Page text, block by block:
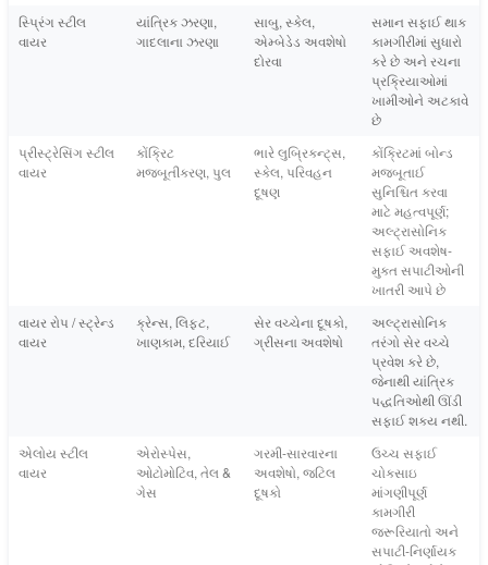
સ્પ્રિંગ સ્ટીલ
વાયર
યાંત્રિક ઝરણા,
ગાદલાના ઝરણા
સાબુ, સ્કેલ,
એમ્બેડેડ અવશેષો
દોરવા
સમાન સફાઈ થાક
કામગીરીમાં સુધારો
કરે છે અને રચના
પ્રક્રિયાઓમાં
ખામીઓને અટકાવે
છે
પ્રીસ્ટ્રેસિંગ સ્ટીલ
વાયર
કોંક્રિટ
મજબૂતીકરણ, પુલ
ભારે લુબ્રિકન્ટ્સ,
સ્કેલ, પરિવહન
દૂષણ
કોંક્રિટમાં બોન્ડ
મજબૂતાઈ
સુનિશ્ચિત કરવા
માટે મહત્વપૂર્ણ;
અલ્ટ્રાસોનિક
સફાઈ અવશેષ-
મુક્ત સપાટીઓની
ખાતરી આપે છે
વાયર રોપ / સ્ટ્રેન્ડ
વાયર
ક્રેન્સ, લિફ્ટ,
ખાણકામ, દરિયાઈ
સેર વચ્ચેના દૂષકો,
ગ્રીસના અવશેષો
અલ્ટ્રાસોનિક
તરંગો સેર વચ્ચે
પ્રવેશ કરે છે,
જેનાથી યાંત્રિક
પદ્ધતિઓથી ઊંડી
સફાઈ શક્ય નથી.
એલોય સ્ટીલ
વાયર
એરોસ્પેસ,
ઓટોમોટિવ, તેલ &
ગેસ
ગરમી-સારવારના
અવશેષો, જટિલ
દૂષકો
ઉચ્ચ સફાઈ
ચોકસાઇ
માંગણીપૂર્ણ
કામગીરી
જરૂરિયાતો અને
સપાટી-નિર્ણાયક